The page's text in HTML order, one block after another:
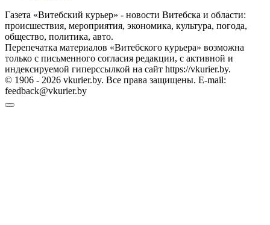
Газета «Витебский курьер» - новости Витебска и области:
происшествия, мероприятия, экономика, культура, погода,
общество, политика, авто.
Перепечатка материалов «Витебского курьера» возможна
только с письменного согласия редакции, с активной и
индексируемой гиперссылкой на сайт https://vkurier.by.
© 1906 - 2026 vkurier.by. Все права защищены. E-mail:
feedback@vkurier.by